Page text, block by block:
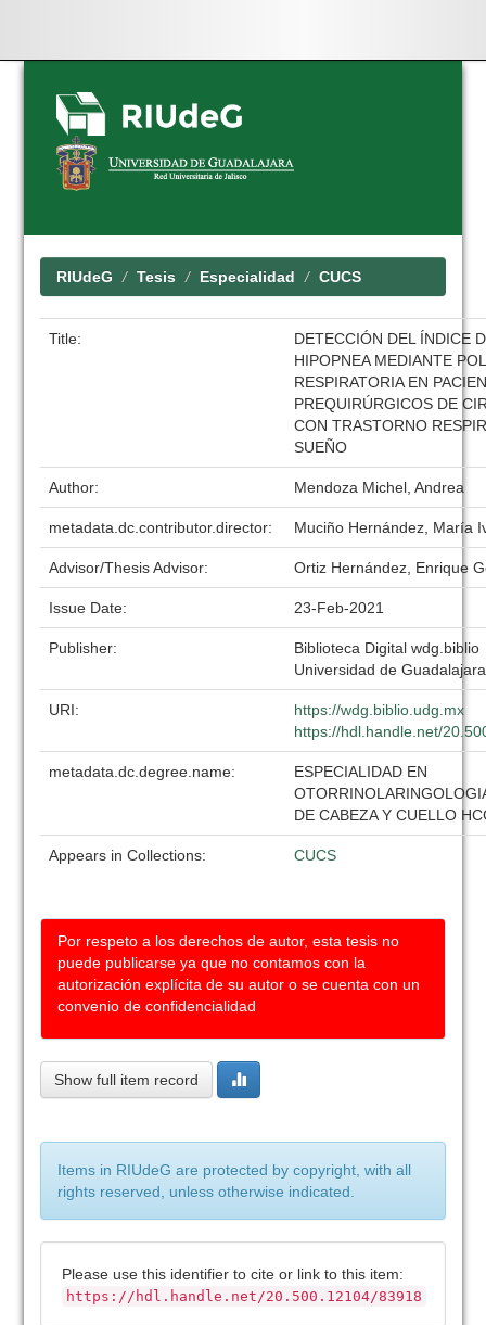
Skip
navigation
RIUdeG Tesis Especialidad CUCS
Title:
DETECCIÓN DEL ÍNDICE
HIPOPNEA MEDIANTE
RESPIRATORIA EN
PREQUIRÚRGICOS DE
CON TRASTORNO
SUEÑO
Author: Mendoza Michel, Andrea
metadata.dc.contributor.director: Muciño Hernández, María
Advisor/Thesis Advisor: Ortiz Hernández, Enrique
Issue Date: 23-Feb-2021
Publisher:
Biblioteca Digital wdg.biblio
Universidad de Guadalajara
URI:
https://wdg.biblio.udg.mx
https://hdl.handle.net/
metadata.dc.degree.name:
ESPECIALIDAD EN
DE CABEZA Y CUELLO
Appears in Collections: CUCS
Por respeto a los derechos de autor, esta tesis no
puede publicarse ya que no contamos con la
autorización explícita de su autor o se cuenta con un
convenio de confidencialidad
Show full item record
Items in RIUdeG are protected by copyright, with all
rights reserved, unless otherwise indicated.
Please use this identifier to cite or link to this item:
https://hdl.handle.net/20.500.12104/83918